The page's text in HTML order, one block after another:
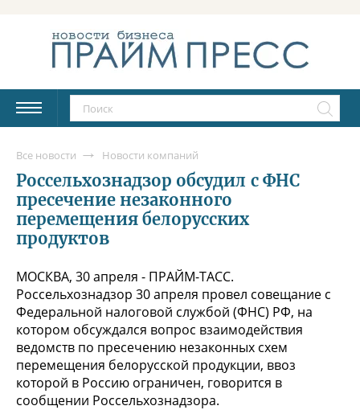
Все новости Новости компаний
Россельхознадзор обсудил с ФНС
пресечение незаконного
перемещения белорусских
продуктов
МОСКВА, 30 апреля - ПРАЙМ-ТАСС.
Россельхознадзор 30 апреля провел совещание с
Федеральной налоговой службой (ФНС) РФ, на
котором обсуждался вопрос взаимодействия
ведомств по пресечению незаконных схем
перемещения белорусской продукции, ввоз
которой в Россию ограничен, говорится в
сообщении Россельхознадзора.